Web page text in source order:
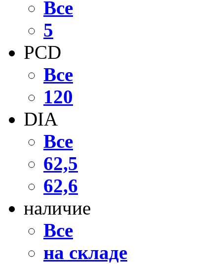
Все
5
PCD
Все
120
DIA
Все
62,5
62,6
наличие
Все
на складе